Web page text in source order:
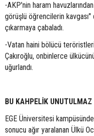
-AKP'nin haram
görüşlü öğrencilerin
çıkarmaya çabaladı.
-Vatan haini bölücü
Çakıroğlu, onbinlerce
uğurlandı.
BU KAHPELİK UNUTULMAZ
EGE Üniversitesi
sonucu ağır yaralanan Ülkü